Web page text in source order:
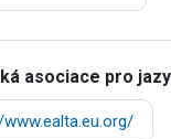
asociace pro